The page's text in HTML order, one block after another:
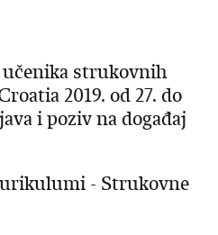
strukovnih
2019. od 27. do
i poziv na događaj
- Strukovne